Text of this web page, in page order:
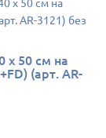
х 50 см на
(арт. AR-